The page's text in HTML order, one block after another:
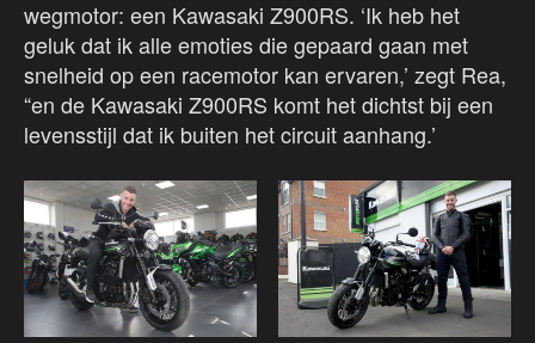
wegmotor: een Kawasaki Z900RS. ‘Ik heb het
geluk dat ik alle emoties die gepaard gaan met
snelheid op een racemotor kan ervaren,’ zegt Rea,
“en de Kawasaki Z900RS komt het dichtst bij een
levensstijl dat ik buiten het circuit aanhang.’